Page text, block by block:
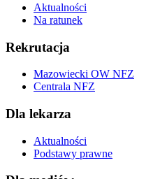
Aktualności
Na ratunek
Rekrutacja
Mazowiecki OW NFZ
Centrala NFZ
Dla lekarza
Aktualności
Podstawy prawne